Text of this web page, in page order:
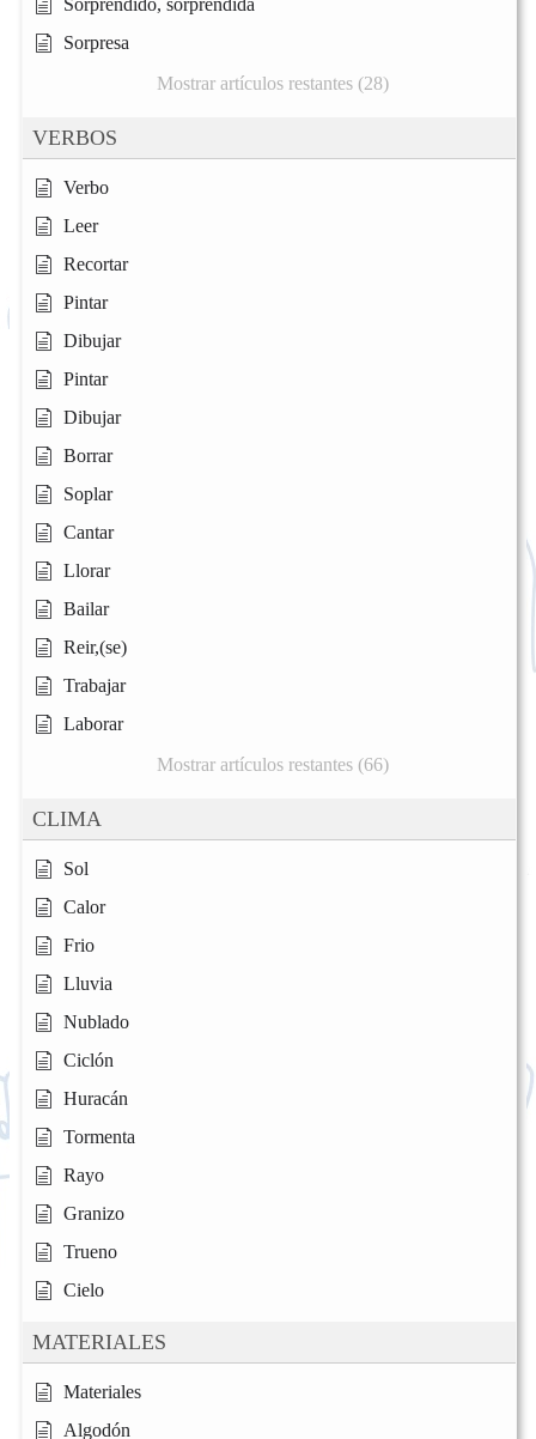
Sorprendido, sorprendida
Sorpresa
Mostrar artículos restantes (28)
VERBOS
Verbo
Leer
Recortar
Pintar
Dibujar
Pintar
Dibujar
Borrar
Soplar
Cantar
Llorar
Bailar
Reir,(se)
Trabajar
Laborar
Mostrar artículos restantes (66)
CLIMA
Sol
Calor
Frio
Lluvia
Nublado
Ciclón
Huracán
Tormenta
Rayo
Granizo
Trueno
Cielo
MATERIALES
Materiales
Algodón